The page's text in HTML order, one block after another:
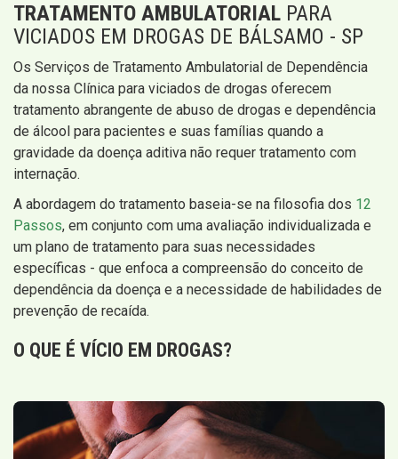
TRATAMENTO AMBULATORIAL PARA
VICIADOS EM DROGAS DE BÁLSAMO - SP
Os Serviços de Tratamento Ambulatorial de Dependência
da nossa Clínica para viciados de drogas oferecem
tratamento abrangente de abuso de drogas e dependência
de álcool para pacientes e suas famílias quando a
gravidade da doença aditiva não requer tratamento com
internação.
A abordagem do tratamento baseia-se na filosofia dos 12
Passos, em conjunto com uma avaliação individualizada e
um plano de tratamento para suas necessidades
específicas - que enfoca a compreensão do conceito de
dependência da doença e a necessidade de habilidades de
prevenção de recaída.
O QUE É VÍCIO EM DROGAS?